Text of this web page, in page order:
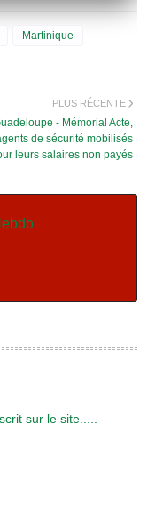
Martinique
PLUS RÉCENTE
- Mémorial Acte,
de sécurité mobilisés
leurs salaires non payés
sur le site.....